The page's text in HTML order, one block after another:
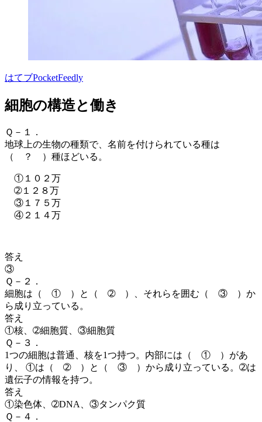
はてブPocketFeedly
細胞の構造と働き
Ｑ－１．
地球上の生物の種類で、名前を付けられている種は
（ ？ ）種ほどいる。
①１０２万
➁１２８万
③１７５万
④２１４万
答え
③
Ｑ－２．
細胞は（ ① ）
と（ ➁ ） 、それらを囲む（ ③ ） か
ら成り立っている。
答え
①核、➁細胞質、③細胞質
Ｑ－３．
1つの細胞は普通、核を1つ持つ。内部には（ ① ） があ
り、 ①は（ ➁ ）と（ ③ ）から成り立っている。➁は
遺伝子の情報を持つ。
答え
①染色体、➁DNA、③タンパク質
Ｑ－４．